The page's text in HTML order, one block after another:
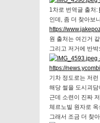
1차로 번역글 출처:
인데, 좀 더 찾아보
https://
원 출처는 여긴거
그리고 저거에 반
https://
기차 정도로는 저
해당 썰을 도시괴
근데 소련이 진짜
체르노빌 원자로
그래서 조금 더 찾